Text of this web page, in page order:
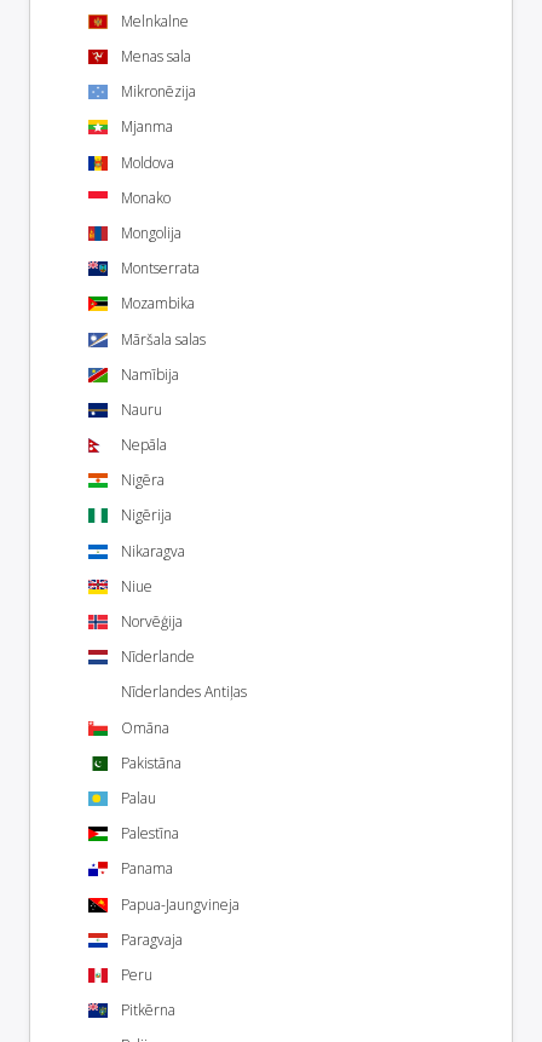
Melnkalne
Menas sala
Mikronēzija
Mjanma
Moldova
Monako
Mongolija
Montserrata
Mozambika
Māršala salas
Namībija
Nauru
Nepāla
Nigēra
Nigērija
Nikaragva
Niue
Norvēģija
Nīderlande
Nīderlandes Antiļas
Omāna
Pakistāna
Palau
Palestīna
Panama
Papua-Jaungvineja
Paragvaja
Peru
Pitkērna